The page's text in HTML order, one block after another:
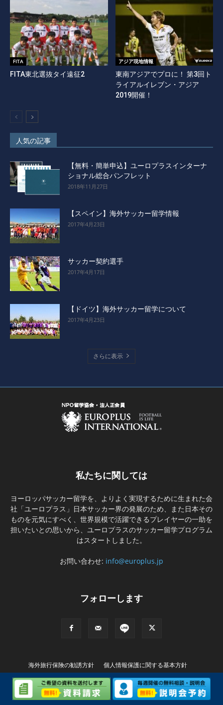
FITA
FITA東北選抜タイ遠征2
アジア現地情報
東南アジアでプロに！ 第3回ト
ライアルイレブン・アジア
2019開催！
人気の記事
【無料・簡単申込】ユーロプラスインターナ
ショナル総合パンフレット
2018年11月27日
【スペイン】海外サッカー留学情報
2017年4月23日
サッカー契約選手
2017年4月17日
【ドイツ】海外サッカー留学について
2017年4月23日
さらに表示
私たちに関しては
ヨーロッパサッカー留学を、よりよく実現するために生まれた会
社「ユーロプラス」日本サッカー界の発展のため、また日本その
ものを元気にすべく、世界規模で活躍できるプレイヤーの一助を
担いたいとの思いから、ユーロプラスのサッカー留学プログラム
はスタートしました。
お問い合わせ: info@europlus.jp
フォローします
海外旅行保険の勧誘方針
個人情報保護に関する基本方針
特別商取引に基づく表記
© Copyright (C) EUROPLUS INTERNATIONAL Ltd. All rights Reserved..